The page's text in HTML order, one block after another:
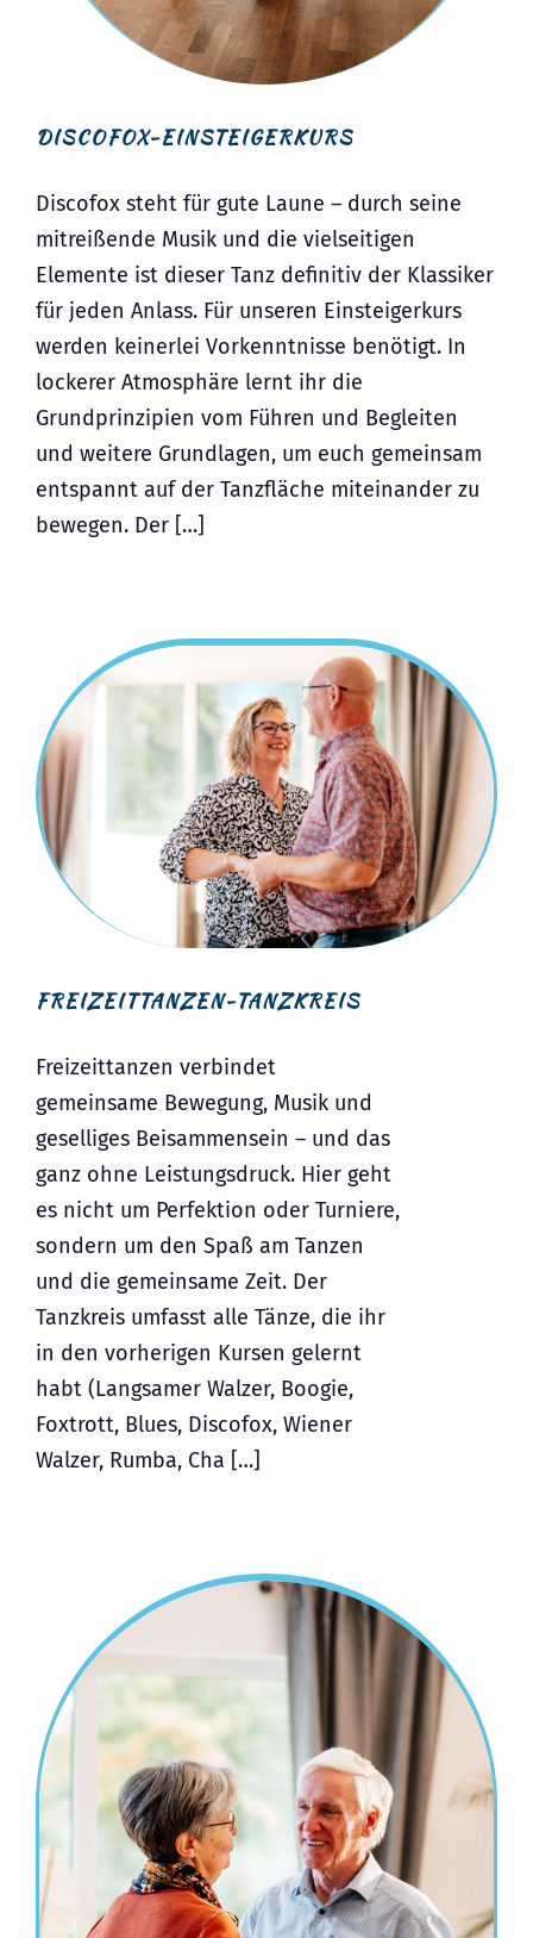
DISCOFOX-EINSTEIGERKURS
Discofox steht für gute Laune – durch seine
mitreißende Musik und die vielseitigen
Elemente ist dieser Tanz definitiv der Klassiker
für jeden Anlass. Für unseren Einsteigerkurs
werden keinerlei Vorkenntnisse benötigt. In
lockerer Atmosphäre lernt ihr die
Grundprinzipien vom Führen und Begleiten
und weitere Grundlagen, um euch gemeinsam
entspannt auf der Tanzfläche miteinander zu
bewegen. Der […]
FREIZEITTANZEN-TANZKREIS
Freizeittanzen verbindet
gemeinsame Bewegung, Musik und
geselliges Beisammensein – und das
ganz ohne Leistungsdruck. Hier geht
es nicht um Perfektion oder Turniere,
sondern um den Spaß am Tanzen
und die gemeinsame Zeit. Der
Tanzkreis umfasst alle Tänze, die ihr
in den vorherigen Kursen gelernt
habt (Langsamer Walzer, Boogie,
Foxtrott, Blues, Discofox, Wiener
Walzer, Rumba, Cha […]